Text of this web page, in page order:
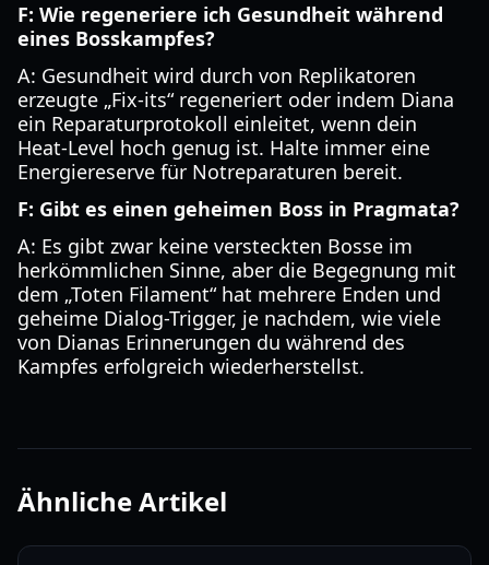
F: Wie regeneriere ich Gesundheit während
eines Bosskampfes?
A: Gesundheit wird durch von Replikatoren
erzeugte „Fix-its“ regeneriert oder indem Diana
ein Reparaturprotokoll einleitet, wenn dein
Heat-Level hoch genug ist. Halte immer eine
Energiereserve für Notreparaturen bereit.
F: Gibt es einen geheimen Boss in Pragmata?
A: Es gibt zwar keine versteckten Bosse im
herkömmlichen Sinne, aber die Begegnung mit
dem „Toten Filament“ hat mehrere Enden und
geheime Dialog-Trigger, je nachdem, wie viele
von Dianas Erinnerungen du während des
Kampfes erfolgreich wiederherstellst.
Ähnliche Artikel